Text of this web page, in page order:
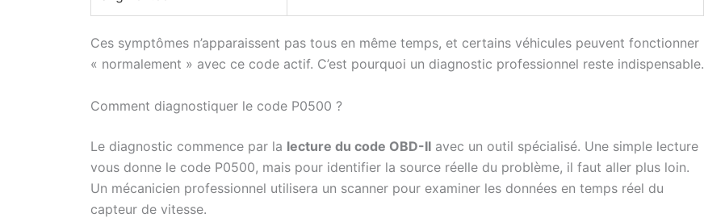
Ces symptômes n’apparaissent pas tous en même temps, et certains véhicules peuvent fonctionner
« normalement » avec ce code actif. C’est pourquoi un diagnostic professionnel reste indispensable.
Comment diagnostiquer le code P0500 ?
Le diagnostic commence par la lecture du code OBD-II avec un outil spécialisé. Une simple lecture
vous donne le code P0500, mais pour identifier la source réelle du problème, il faut aller plus loin.
Un mécanicien professionnel utilisera un scanner pour examiner les données en temps réel du
capteur de vitesse.